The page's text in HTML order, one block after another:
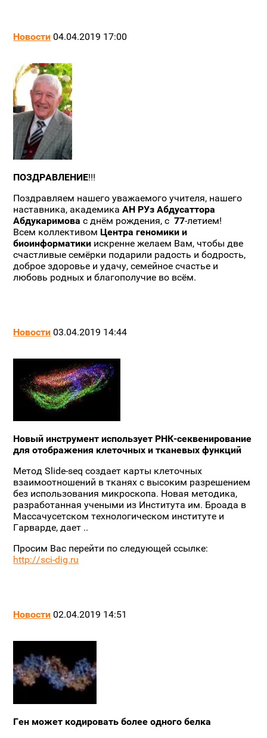
Новости 04.04.2019 17:00
ПОЗДРАВЛЕНИЕ!!!
Поздравляем нашего уважаемого учителя, нашего
наставника, академикаАН РУз Абдусаттора
Абдукаримова с днём рождения, с 77-летием!
Всем коллективом Центра геномики и
биоинформатики искренне желаем Вам, чтобы две
счастливые семёрки подарили радость и бодрость,
доброе здоровье и удачу, семейное счастье и
любовь родных и благополучие во всём.
Новости 03.04.2019 14:44
Новый инструмент использует РНК-секвенирование
для отображения клеточных и тканевых функций
Метод Slide-seq создает карты клеточных
взаимоотношений в тканях с высоким разрешением
без использования микроскопа. Новая методика,
разработанная учеными из Института им. Броада в
Массачусетском технологическом институте и
Гарварде, дает ..
Просим Вас перейти по следующей ссылке:
http://sci-dig.ru
Новости 02.04.2019 14:51
Ген может кодировать более одного белка